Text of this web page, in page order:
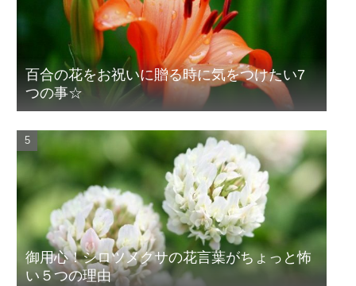
百合の花をお祝いに贈る時に気をつけたい7
つの事☆
御用心！シロツメクサの花言葉がちょっと怖
い５つの理由